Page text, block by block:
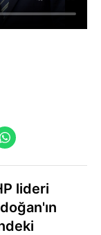
lideri